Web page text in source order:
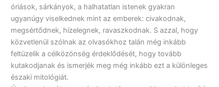
óriások, sárkányok, a halhatatlan istenek gyakran
ugyanúgy viselkednek mint az emberek: civakodnak,
megsértődnek, hízelegnek, ravaszkodnak. S azzal, hogy
közvetlenül szólnak az olvasókhoz talán még inkább
feltüzelik a célközönség érdeklődését, hogy tovább
kutakodjanak és ismerjék meg még inkább ezt a különleges
északi mitológiát.